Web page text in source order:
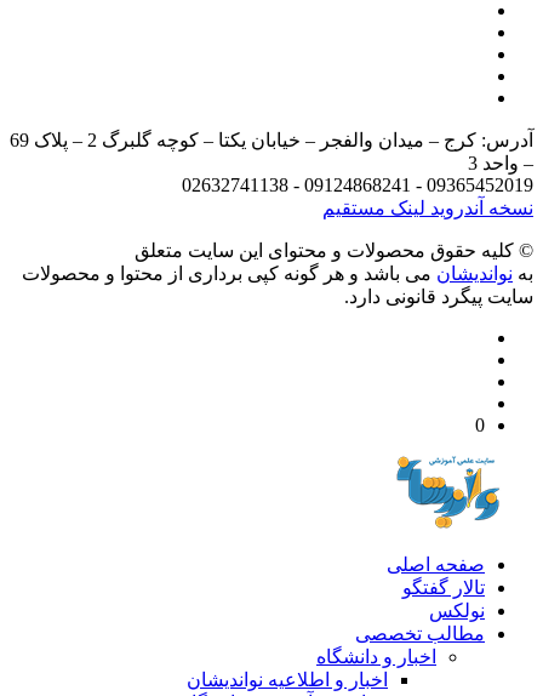
آدرس: کرج – میدان والفجر – خیابان یکتا – کوچه گلبرگ 2 – پلاک 69
3
09365452019 - 09124868241 -
آندرویدلینک مستقیم
حقوق محصولات و محتوای اين سایت متعلق
می باشد و هر گونه کپی برداری از محتوا و محصولات
پیگرد قانونی دارد.
صفحه اصلی
تالار گفتگو
نولکس
مطالب تخصصی
اخبار و دانشگاه
اخبار و اطلاعیه نواندیشان